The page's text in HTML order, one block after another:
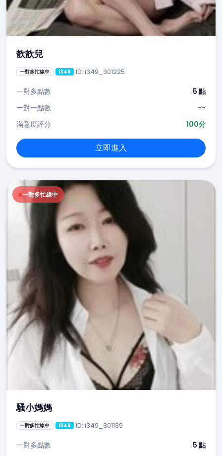
歆歆兒
一對多忙線中 i349 ID: i349_301225
一對多點數
5 點
一對一點數
--
滿意度評分
100分
立即進入
一對多忙線中
騷小媽媽
一對多忙線中 i349 ID: i349_301139
一對多點數 5 點